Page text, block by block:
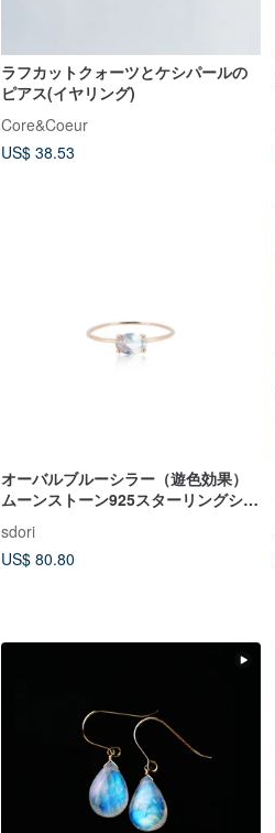
ラフカットクォーツとケシパールの
ピアス(イヤリング)
Core&Coeur
US$ 38.53
オーバルブルーシラー（遊色効果）
ムーンストーン925スターリングシル
バーリング | ムーンストーンコレク
ション
sdori
US$ 80.80